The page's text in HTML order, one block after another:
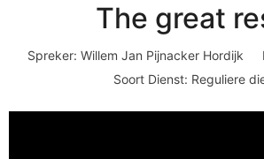
The great
Spreker: Willem Jan Pijnacker Hordijk
Soort Dienst: Reguliere